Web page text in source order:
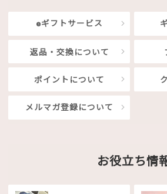
eギフトサービス
返品・交換について
ポイントについて
メルマガ登録について
お役立ち情